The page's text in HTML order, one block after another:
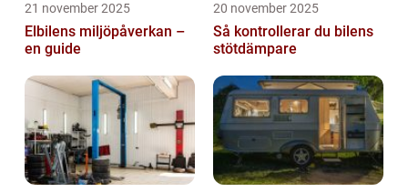
21 november 2025
Elbilens miljöpåverkan –
en guide
20 november 2025
Så kontrollerar du bilens
stötdämpare